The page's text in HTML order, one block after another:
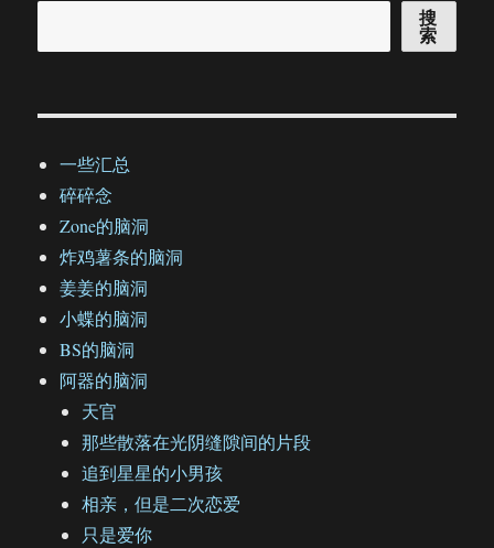
搜
索
一些汇总
碎碎念
Zone的脑洞
炸鸡薯条的脑洞
姜姜的脑洞
小蝶的脑洞
BS的脑洞
阿器的脑洞
天官
那些散落在光阴缝隙间的片段
追到星星的小男孩
相亲，但是二次恋爱
只是爱你